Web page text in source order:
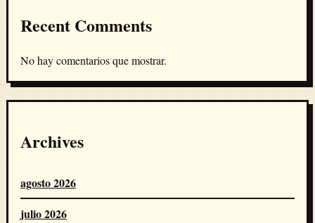
Recent Comments
No hay comentarios que mostrar.
Archives
agosto 2026
julio 2026